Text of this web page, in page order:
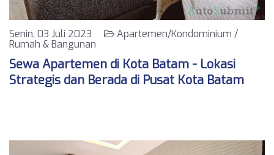
Senin, 03 Juli 2023
Apartemen/Kondominium /
Rumah & Bangunan
Sewa Apartemen di Kota Batam - Lokasi
Strategis dan Berada di Pusat Kota Batam